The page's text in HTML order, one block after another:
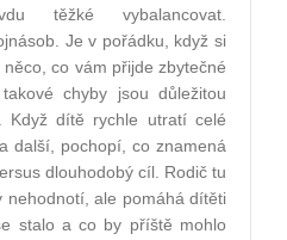
těžké vybalancovat.
Je v pořádku, když si
co vám přijde zbytečné
chyby jsou důležitou
Když dítě rychle utratí celé
další, pochopí, co znamená
dlouhodobý cíl. Rodič tu
nehodnotí, ale pomáhá dítěti
stalo a co by příště mohlo